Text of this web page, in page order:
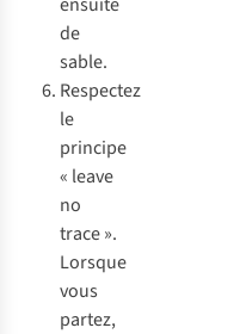
de
sable.
Respectez
le
principe
« leave
no
trace ».
Lorsque
vous
partez,